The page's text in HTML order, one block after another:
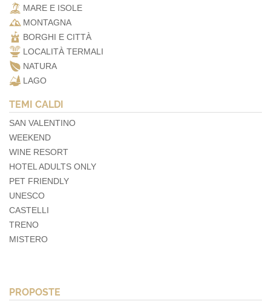
MARE E ISOLE
MONTAGNA
BORGHI E CITTÀ
LOCALITÀ TERMALI
NATURA
LAGO
TEMI CALDI
SAN VALENTINO
WEEKEND
WINE RESORT
HOTEL ADULTS ONLY
PET FRIENDLY
UNESCO
CASTELLI
TRENO
MISTERO
PROPOSTE